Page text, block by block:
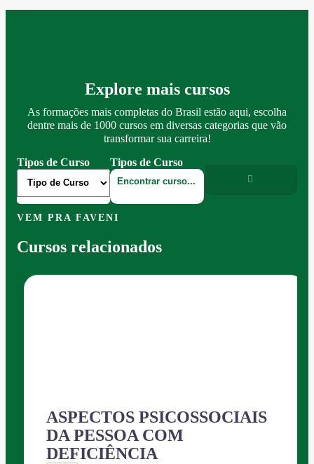
Explore mais cursos
As formações mais completas do Brasil estão aqui, escolha
dentre mais de 1000 cursos em diversas categorias que vão
transformar sua carreira!
Tipos de Curso
Tipos de Curso
VEM PRA FAVENI
Cursos relacionados
ASPECTOS PSICOSSOCIAIS
DA PESSOA COM
DEFICIÊNCIA